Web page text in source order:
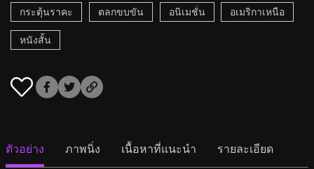
กระตุ้นราคะ ตลกขบขัน อนิเมชั่น อเมริกาเหนือ
หนังสั้น
ตัวอย่าง ภาพนิ่ง เนื้อหาที่แนะนำ รายละเอียด